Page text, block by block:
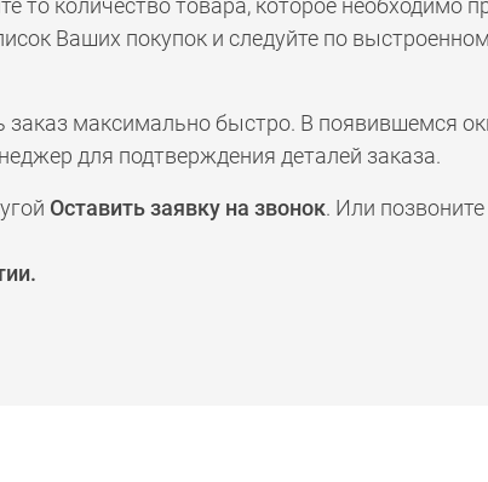
то количество товара, которое необходимо
Ваших покупок и следуйте по
максимально быстро. В появившемся
для подтверждения деталей заказа.
Оставить заявку на звонок. Или